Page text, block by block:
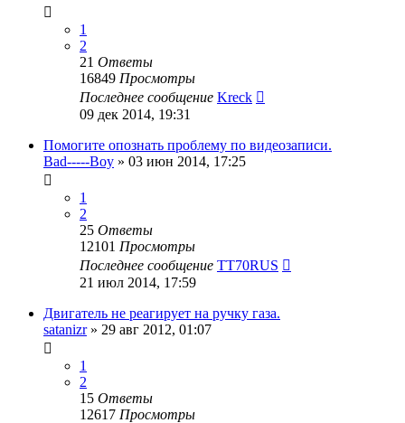
1
2
21 Ответы
16849 Просмотры
Последнее сообщение Kreck
09 дек 2014, 19:31
Помогите опознать проблему по видеозаписи.
Bad-----Boy » 03 июн 2014, 17:25
1
2
25 Ответы
12101 Просмотры
Последнее сообщение TT70RUS
21 июл 2014, 17:59
Двигатель не реагирует на ручку газа.
satanizr» 29 авг 2012, 01:07
1
2
15 Ответы
12617 Просмотры